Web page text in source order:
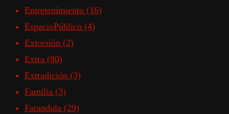
Entretenimiento (16)
EspacioPúblico (4)
Extorsión (2)
Extra (80)
Extradición (3)
Familia (3)
Farandula (29)